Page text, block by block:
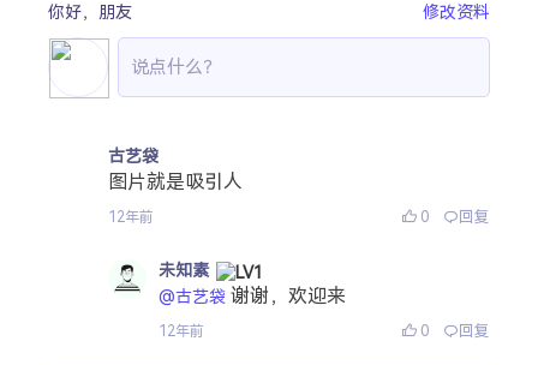
你好， 朋友 修改资料
古艺袋
图片就是吸引人
12年前 0 回复
未知素
@古艺袋 谢谢，欢迎来
12年前 0 回复